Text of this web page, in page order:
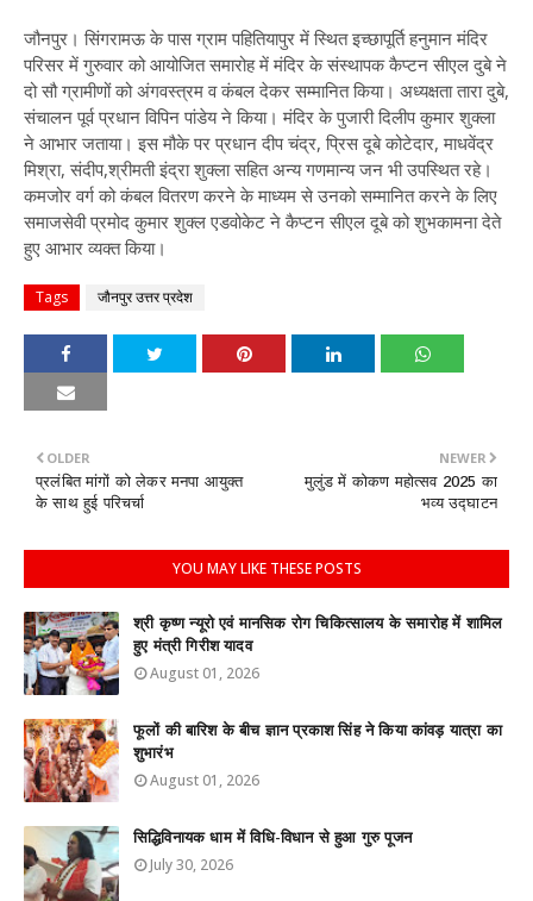
जौनपुर। सिंगरामऊ के पास ग्राम पहितियापुर में स्थित इच्छापूर्ति हनुमान मंदिर
परिसर में गुरुवार को आयोजित समारोह में मंदिर के संस्थापक कैप्टन सीएल दुबे ने
दो सौ ग्रामीणों को अंगवस्त्रम व कंबल देकर सम्मानित किया। अध्यक्षता तारा दुबे,
संचालन पूर्व प्रधान विपिन पांडेय ने किया। मंदिर के पुजारी दिलीप कुमार शुक्ला
ने आभार जताया। इस मौके पर प्रधान दीप चंद्र, प्रिस दूबे कोटेदार, माधवेंद्र
मिश्रा, संदीप,श्रीमती इंद्रा शुक्ला सहित अन्य गणमान्य जन भी उपस्थित रहे।
कमजोर वर्ग को कंबल वितरण करने के माध्यम से उनको सम्मानित करने के लिए
समाजसेवी प्रमोद कुमार शुक्ल एडवोकेट ने कैप्टन सीएल दूबे को शुभकामना देते
हुए आभार व्यक्त किया।
Tags जौनपुर उत्तर प्रदेश
NEWER
मुलुंड में कोकण महोत्सव 2025 का
भव्य उद्घाटन
OLDER
प्रलंबित मांगों को लेकर मनपा आयुक्त
के साथ हुई परिचर्चा
YOU MAY LIKE THESE POSTS
श्री कृष्ण न्यूरो एवं मानसिक रोग चिकित्सालय के समारोह में शामिल
हुए मंत्री गिरीश यादव
August 01, 2026
फूलों की बारिश के बीच ज्ञान प्रकाश सिंह ने किया कांवड़ यात्रा का
शुभारंभ
August 01, 2026
सिद्धिविनायक धाम में विधि-विधान से हुआ गुरु पूजन
July 30, 2026